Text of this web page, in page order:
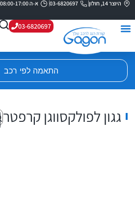
היוצר 14, חולון 03-6820697 א-ה 08:00-17:00
03-6820697
התאמה לפי רכב
גגון לפולקסווגן קרפטר